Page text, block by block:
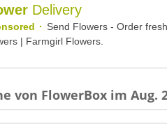
von FlowerBox im Aug.